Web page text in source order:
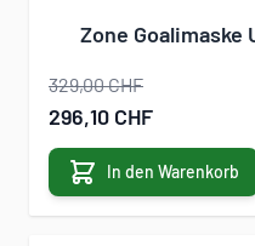
Zone Goalimaske
329,00 CHF
Sonderangebot
296,10 CHF
In den Warenkorb